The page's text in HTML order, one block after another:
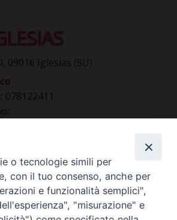
09016 Iglesias (SU)
078122411
(ufficio stampa):
o tecnologie simili per
con il tuo consenso, anche per
e funzionalità semplici",
"misurazione" e